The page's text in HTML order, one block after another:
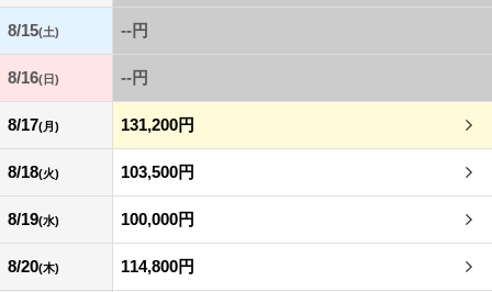
8/15(土) --円
8/16(日) --円
8/17(月) 131,200円
8/18(火) 103,500円
8/19(水) 100,000円
8/20(木) 114,800円